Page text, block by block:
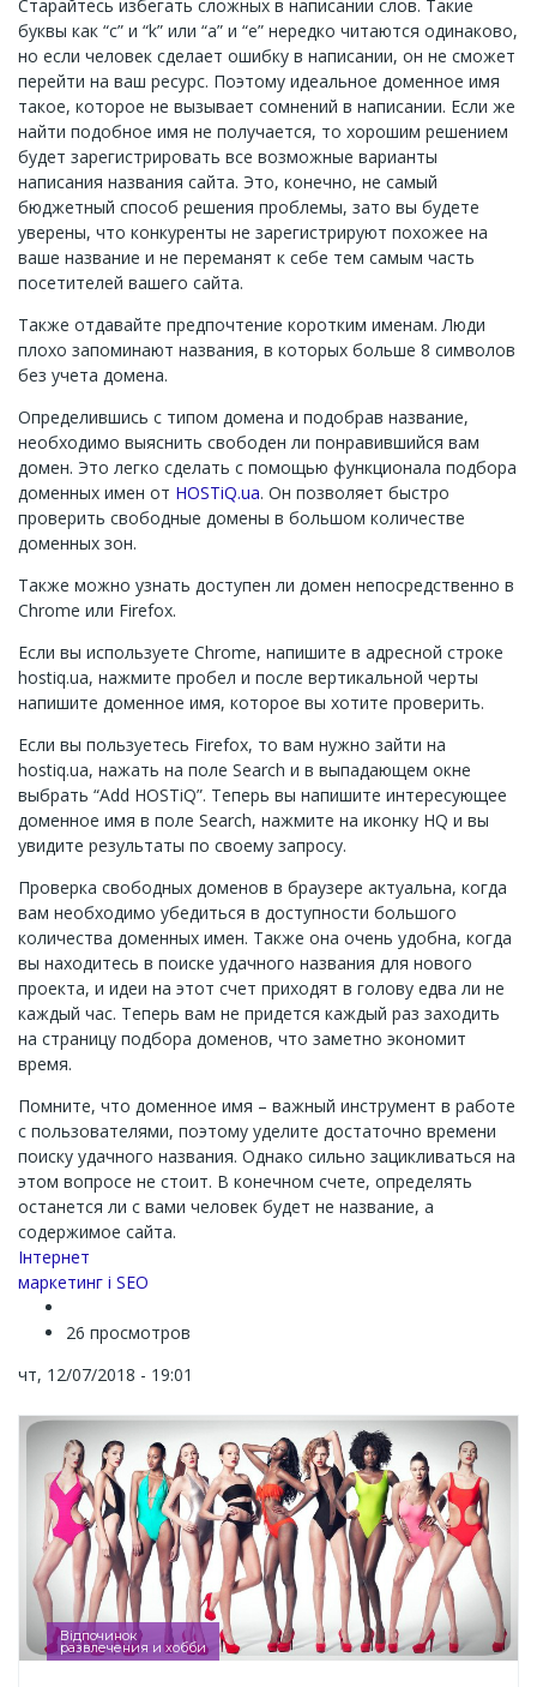
Старайтесь избегать сложных в написании слов. Такие
буквы как “c” и “k” или “a” и “e” нередко читаются одинаково,
но если человек сделает ошибку в написании, он не сможет
перейти на ваш ресурс. Поэтому идеальное доменное имя
такое, которое не вызывает сомнений в написании. Если же
найти подобное имя не получается, то хорошим решением
будет зарегистрировать все возможные варианты
написания названия сайта. Это, конечно, не самый
бюджетный способ решения проблемы, зато вы будете
уверены, что конкуренты не зарегистрируют похожее на
ваше название и не переманят к себе тем самым часть
посетителей вашего сайта.
Также отдавайте предпочтение коротким именам. Люди
плохо запоминают названия, в которых больше 8 символов
без учета домена.
Определившись с типом домена и подобрав название,
необходимо выяснить свободен ли понравившийся вам
домен. Это легко сделать с помощью функционала подбора
доменных имен от HOSTiQ.ua. Он позволяет быстро
проверить свободные домены в большом количестве
доменных зон.
Также можно узнать доступен ли домен непосредственно в
Chrome или Firefox.
Если вы используете Chrome, напишите в адресной строке
hostiq.ua, нажмите пробел и после вертикальной черты
напишите доменное имя, которое вы хотите проверить.
Если вы пользуетесь Firefox, то вам нужно зайти на
hostiq.ua, нажать на поле Search и в выпадающем окне
выбрать “Add HOSTiQ”. Теперь вы напишите интересующее
доменное имя в поле Search, нажмите на иконку HQ и вы
увидите результаты по своему запросу.
Проверка свободных доменов в браузере актуальна, когда
вам необходимо убедиться в доступности большого
количества доменных имен. Также она очень удобна, когда
вы находитесь в поиске удачного названия для нового
проекта, и идеи на этот счет приходят в голову едва ли не
каждый час. Теперь вам не придется каждый раз заходить
на страницу подбора доменов, что заметно экономит
время.
Помните, что доменное имя – важный инструмент в работе
с пользователями, поэтому уделите достаточно времени
поиску удачного названия. Однако сильно зацикливаться на
этом вопросе не стоит. В конечном счете, определять
останется ли с вами человек будет не название, а
содержимое сайта.
Channel
Інтернет
маркетинг і SEO
26 просмотров
чт, 12/07/2018 - 19:01
Відпочинок
развлечения и хобби